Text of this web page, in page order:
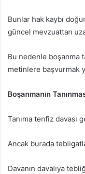
Bunlar hak kaybı
güncel mevzuattan
Bu nedenle boşanma
metinlere başvurmak
Boşanmanın
Tanıma tenfiz davası
Ancak burada
Davanın davalıya